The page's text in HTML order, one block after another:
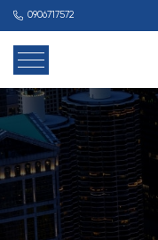
0906717572